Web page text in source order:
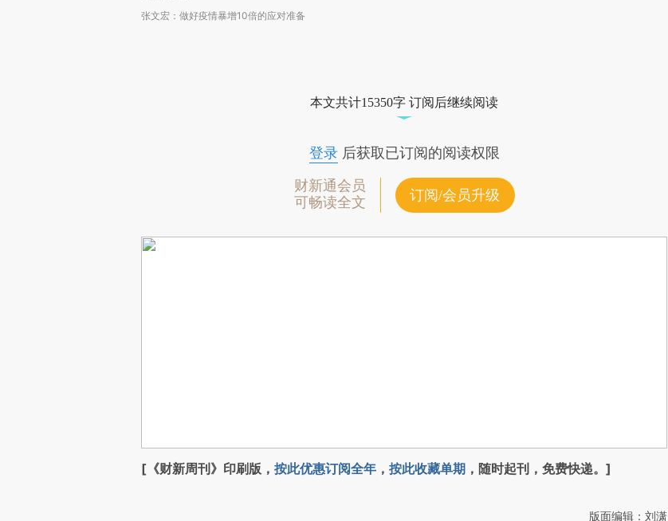
张文宏：做好疫情暴增10倍的应对准备
本文共计15350字 订阅后继续阅读
登录后获取已订阅的阅读权限
财新通会员
可畅读全文
订阅/会员升级
[《财新周刊》印刷版， 按此优惠订阅全年 ， 按此收藏单期 ，随时起刊，免费快递。]
版面编辑：刘潇